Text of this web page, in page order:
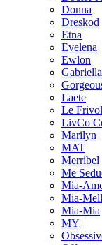
Donna
Dreskod
Etna
Evelena
Ewlon
Gabriella
Laete
Le
LivCo
Marilyn
MAT
Merribel
Me
Mia-
Mia-
Mia-Mia
MY